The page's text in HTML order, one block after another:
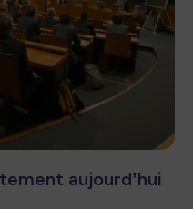
aujourd’hui